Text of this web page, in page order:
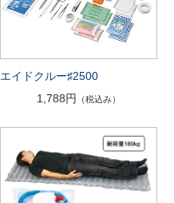
エイドクルー♯2500
1,788円
（税込み）